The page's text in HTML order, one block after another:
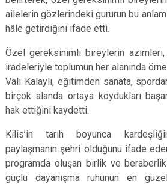
ailelerin gözlerindeki gururun bu
hâle getirdiğini ifade etti.
Özel gereksinimli bireylerin
iradeleriyle toplumun her alanında
Vali Kalaylı, eğitimden sanata,
birçok alanda ortaya koydukları
hak ettiğini kaydetti.
Kilis’in tarih boyunca
paylaşmanın şehri olduğunu ifade
programda oluşan birlik ve
güçlü dayanışma ruhunun en